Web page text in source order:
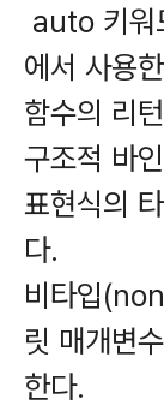
auto 키워
에서 사용
함수의 리
구조적 바
표현식의
다.
비타입
릿 매개변
한다.